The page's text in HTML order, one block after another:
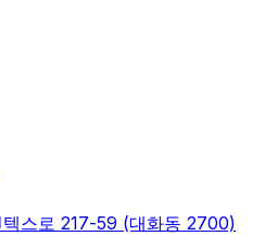
스로 217-59 (대화동 2700)